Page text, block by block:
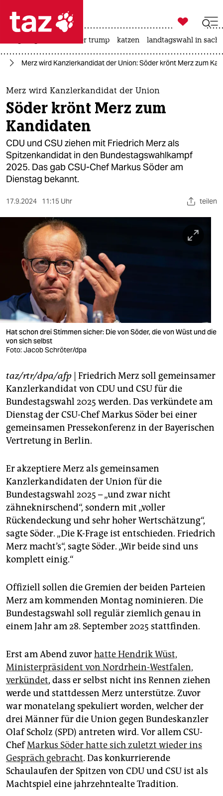
 taz zahl ich
taz zahl ich
themen
politik
öko
gesellschaft
kultur
sport
nord
wahrheit
verlag
verlag
veranstaltungen
shop
fragen & hilfe
unterstützen
abo
genossenschaft
epaper login

taz zahl ich
usa unter trump katzen landtagswahl in
Merz wird Kanzlerkandidat der Union: Söder krönt Merz zum
Merz wird Kanzlerkandidat der Union
Söder krönt Merz zum
Kandidaten
CDU und CSU ziehen mit Friedrich Merz als
Spitzenkandidat in den Bundestagswahlkampf
2025. Das gab CSU-Chef Markus Söder am
Dienstag bekannt.
17.9.2024 11:15 Uhr teilen
Hat schon drei Stimmen sicher: Die von Söder, die von Wüst und die
von sich selbst
Foto: Jacob Schröter/dpa
taz/rtr/dpa/afp | Friedrich Merz soll gemeinsamer
Kanzlerkandidat von CDU und CSU für die
Bundestagswahl 2025 werden. Das verkündete am
Dienstag der CSU-Chef Markus Söder bei einer
gemeinsamen Pressekonferenz in der Bayerischen
Vertretung in Berlin.
Er akzeptiere Merz als gemeinsamen
Kanzlerkandidaten der Union für die
Bundestagswahl 2025 – „und zwar nicht
zähneknirschend“, sondern mit „voller
Rückendeckung und sehr hoher Wertschätzung“,
sagte Söder. „Die K-Frage ist entschieden. Friedrich
Merz macht’s“, sagte Söder. „Wir beide sind uns
komplett einig.“
Offiziell sollen die Gremien der beiden Parteien
Merz am kommenden Montag nominieren. Die
Bundestagswahl soll regulär ziemlich genau in
einem Jahr am 28. September 2025 stattfinden.
Erst am Abend zuvorhatte Hendrik Wüst,
Ministerpräsident von Nordrhein-Westfalen,
verkündet, dass er selbst nicht ins Rennen ziehen
werde und stattdessen Merz unterstütze. Zuvor
war monatelang spekuliert worden, welcher der
drei Männer für die Union gegen Bundeskanzler
Olaf Scholz (SPD) antreten wird. Vor allem CSU-
ChefMarkus Söder hatte sich zuletzt wieder ins
Gespräch gebracht. Das konkurrierende
Schaulaufen der Spitzen von CDU und CSU ist als
Machtspiel eine jahrzehntealte Tradition.